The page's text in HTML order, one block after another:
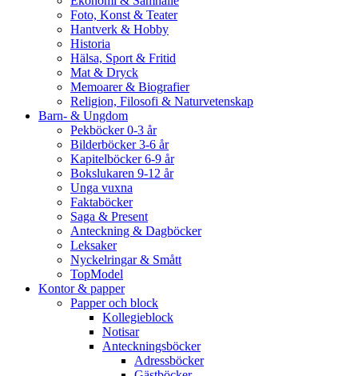
Foto, Konst & Teater
Hantverk & Hobby
Historia
Hälsa, Sport & Fritid
Mat & Dryck
Memoarer & Biografier
Religion, Filosofi & Naturvetenskap
Barn- & Ungdom
Pekböcker 0-3 år
Bilderböcker 3-6 år
Kapitelböcker 6-9 år
Bokslukaren 9-12 år
Unga vuxna
Faktaböcker
Saga & Present
Anteckning & Dagböcker
Leksaker
Nyckelringar & Smått
TopModel
Kontor & papper
Papper och block
Kollegieblock
Notisar
Anteckningsböcker
Adressböcker